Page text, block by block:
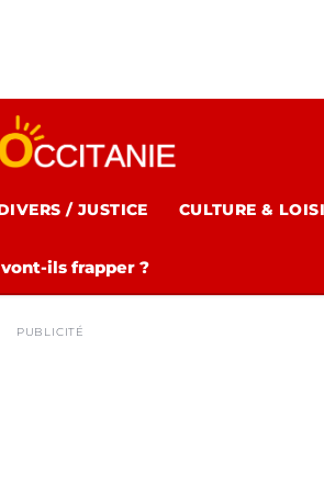
/ JUSTICE CULTURE &
ils frapper ?
PUBLICITÉ